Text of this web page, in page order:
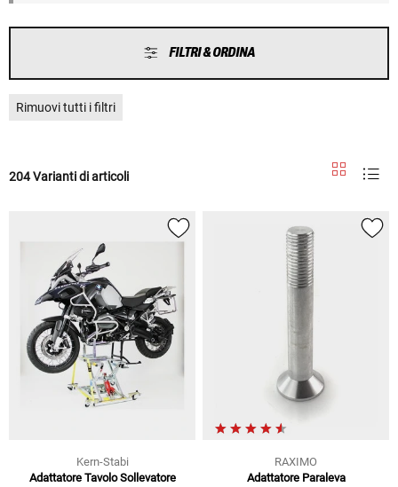
FILTRI & ORDINA
Rimuovi tutti i filtri
204 Varianti di articoli
Kern-Stabi
Adattatore Tavolo Sollevatore
RAXIMO
Adattatore Paraleva